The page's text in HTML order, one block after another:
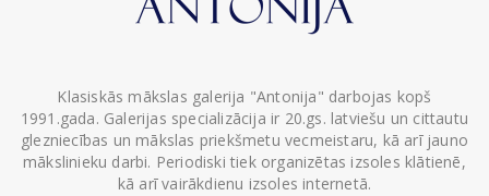
Klasiskās mākslas galerija "Antonija" darbojas kopš
1991.gada. Galerijas specializācija ir 20.gs. latviešu un cittautu
glezniecības un mākslas priekšmetu vecmeistaru, kā arī jauno
mākslinieku darbi. Periodiski tiek organizētas izsoles klātienē,
kā arī vairākdienu izsoles internetā.